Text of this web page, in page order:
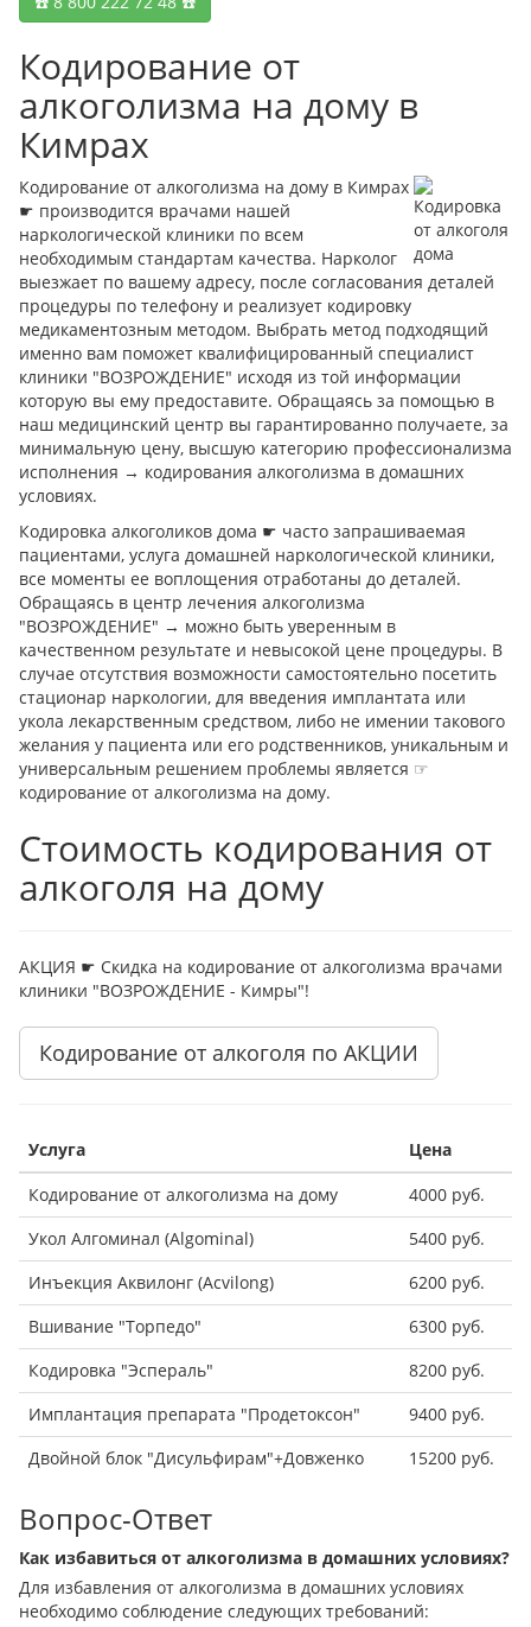
Кодирование от
алкоголизма на дому в
Кимрах
Кодирование от алкоголизма на дому в Кимрах
☛ производится врачами нашей
наркологической клиники по всем
необходимым стандартам качества. Нарколог
выезжает по вашему адресу, после согласования деталей
процедуры по телефону и реализует кодировку
медикаментозным методом. Выбрать метод подходящий
именно вам поможет квалифицированный специалист
клиники "ВОЗРОЖДЕНИЕ" исходя из той информации
которую вы ему предоставите. Обращаясь за помощью в
наш медицинский центр вы гарантированно получаете, за
минимальную цену, высшую категорию профессионализма
исполнения → кодирования алкоголизма в домашних
условиях.
Кодировка алкоголиков дома ☛ часто запрашиваемая
пациентами, услуга домашней наркологической клиники,
все моменты ее воплощения отработаны до деталей.
Обращаясь в центр лечения алкоголизма
"ВОЗРОЖДЕНИЕ" → можно быть уверенным в
качественном результате и невысокой цене процедуры. В
случае отсутствия возможности самостоятельно посетить
стационар наркологии, для введения имплантата или
укола лекарственным средством, либо не имении такового
желания у пациента или его родственников, уникальным и
универсальным решением проблемы является ☞
кодирование от алкоголизма на дому.
Стоимость кодирования от
алкоголя на дому
АКЦИЯ ☛ Скидка на кодирование от алкоголизма врачами
клиники "ВОЗРОЖДЕНИЕ - Кимры"!
Кодирование от алкоголя по АКЦИИ
Услуга
Цена
Кодирование от алкоголизма на дому
4000 руб.
Укол Алгоминал (Algominal)
5400 руб.
Инъекция Аквилонг (Acvilong)
6200 руб.
Вшивание "Торпедо"
6300 руб.
Кодировка "Эспераль"
8200 руб.
Имплантация препарата "Продетоксон"
9400 руб.
Двойной блок "Дисульфирам"+Довженко
15200 руб.
Вопрос-Ответ
Как избавиться от алкоголизма в домашних условиях?
Для избавления от алкоголизма в домашних условиях
необходимо соблюдение следующих требований: